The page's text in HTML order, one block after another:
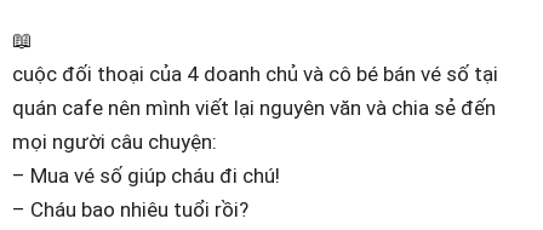
📖
cuộc đối thoại của 4 doanh chủ và cô bé bán vé số tại
quán cafe nên mình viết lại nguyên văn và chia sẻ đến
mọi người câu chuyện:
– Mua vé số giúp cháu đi chú!
– Cháu bao nhiêu tuổi rồi?